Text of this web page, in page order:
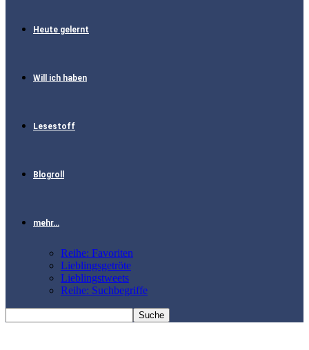
Heute gelernt
Will ich haben
Lesestoff
Blogroll
mehr…
Reihe: Favoriten
Lieblingsgetröte
Lieblingstweets
Reihe: Suchbegriffe